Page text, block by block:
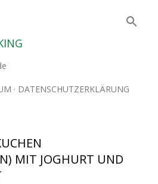
DATENSCHUTZERKLÄRUNG
MIT JOGHURT UND